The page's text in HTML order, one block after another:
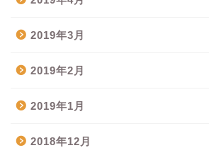
2019年3月
2019年2月
2019年1月
2018年12月